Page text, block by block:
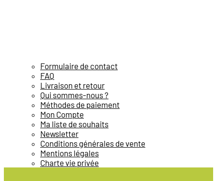
Formulaire de contact
FAQ
Livraison et retour
Qui sommes-nous ?
Méthodes de paiement
Mon Compte
Ma liste de souhaits
Newsletter
Conditions générales de vente
Mentions légales
Charte vie privée